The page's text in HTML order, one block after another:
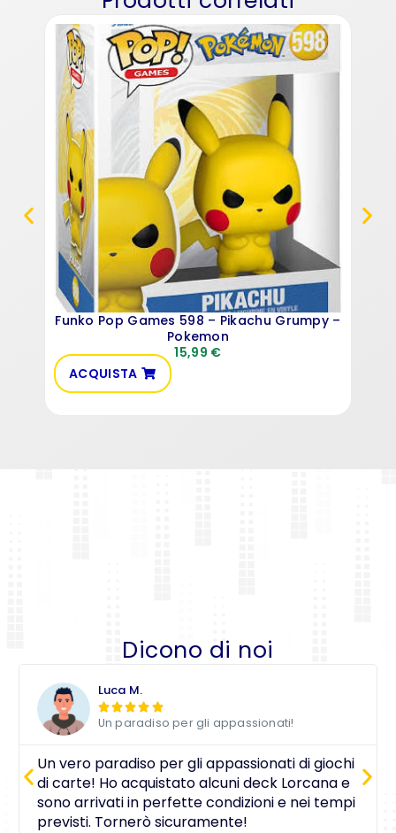
Funko Pop Games 598 – Pikachu Grumpy –
Pokemon
15,99 €
ACQUISTA
Dicono di noi
Luca M.
 
Un paradiso per gli appassionati!
Un vero paradiso per gli appassionati di giochi
di carte! Ho acquistato alcuni deck Lorcana e
sono arrivati in perfette condizioni e nei tempi
previsti. Tornerò sicuramente!